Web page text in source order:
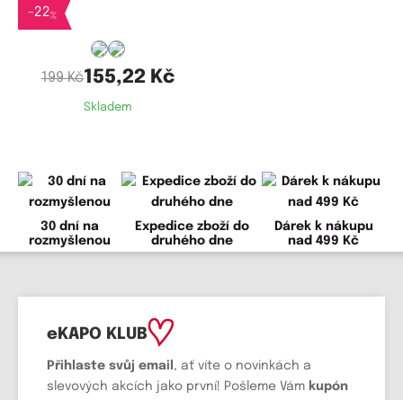
-22%
199 Kč155,22 Kč
Skladem
30 dní na
rozmyšlenou
Expedice zboží do
druhého dne
Dárek k nákupu
nad 499 Kč
eKAPO KLUB
Přihlaste svůj email , ať víte o novinkách a
slevových akcích jako první! Pošleme Vám kupón